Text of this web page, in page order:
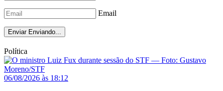
Email
Enviar Enviando...
Política
06/08/2026 às 18:12